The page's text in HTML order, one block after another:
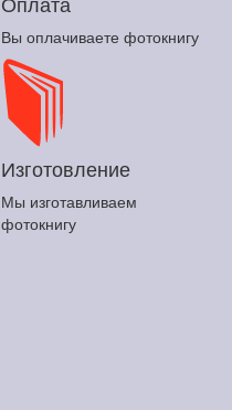
Вы оплачиваете фотокнигу
Изготовление
Мы изготавливаем
фотокнигу